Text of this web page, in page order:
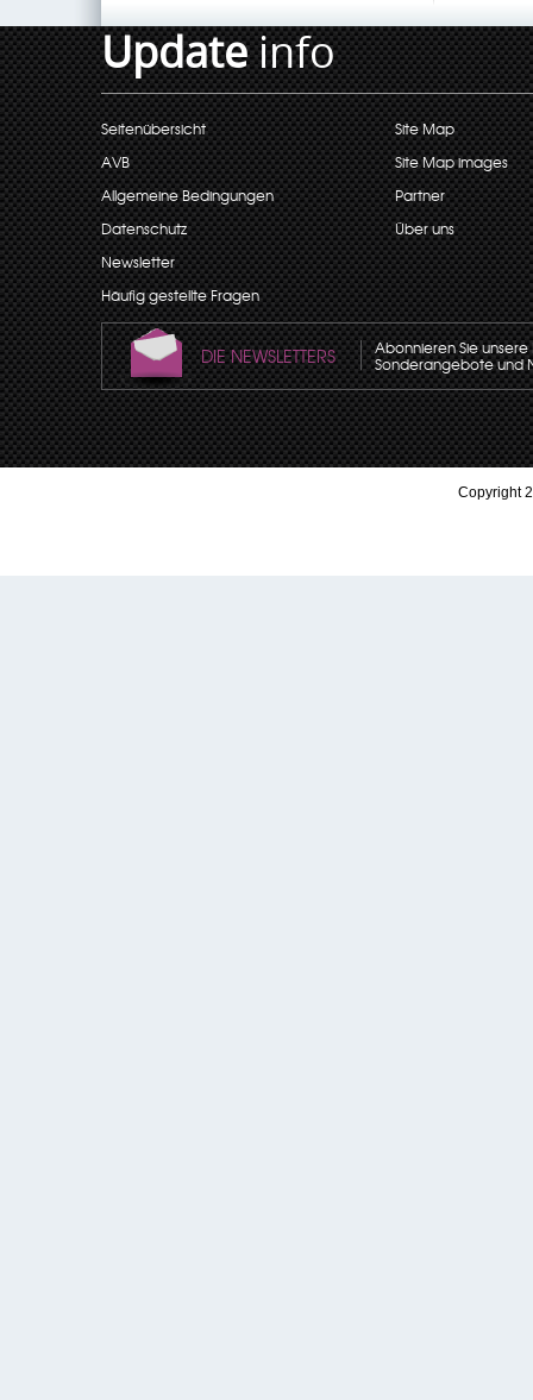
Updateinfo
Seitenübersicht
AVB
Allgemeine Bedingungen
Datenschutz
Newsletter
Häufig gestellte Fragen
Site Map
Site Map images
Partner
Über uns
DIE NEWSLETTERS Abonnieren Sie
Sonderangebote und
Copyright